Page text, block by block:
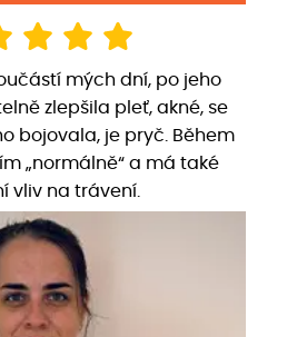
mých dní, po jeho
zlepšila pleť, akné, se
bojovala, je pryč. Během
„normálně“ a má také
vliv na trávení.